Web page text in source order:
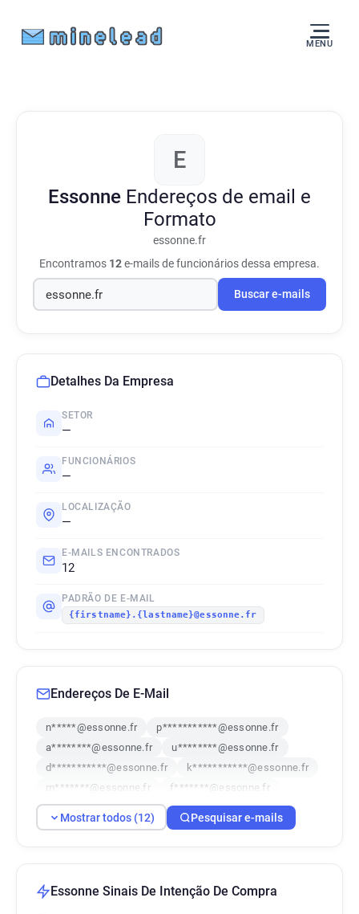
MENU
E
Essonne Endereços de email e
Formato
essonne.fr
Encontramos 12e-mails de funcionários dessa empresa.
Buscar e-mails
Detalhes Da Empresa
SETOR
—
FUNCIONÁRIOS
—
LOCALIZAÇÃO
—
E-MAILS ENCONTRADOS
12
PADRÃO DE E-MAIL
{firstname}.{lastname}@essonne.fr
Endereços De E-Mail
n*****@essonne.fr
p***********@essonne.fr
a********@essonne.fr
u********@essonne.fr
d***********@essonne.fr
k***********@essonne.fr
m*******@essonne.fr
f*******@essonne.fr
d*********@essonne.fr
q******@essonne.fr
z*******@essonne.fr
u******@essonne.fr
Mostrar todos (12) Pesquisar e-mails
Essonne Sinais De Intenção De Compra